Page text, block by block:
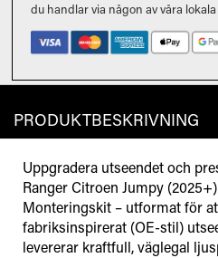
du handlar via någon av våra
PRODUKTBESKRIVNING
Uppgradera utseendet och
Ranger Citroen Jumpy
Monteringskit – utformat för
fabriksinspirerat (OE-stil)
levererar kraftfull, väglegal